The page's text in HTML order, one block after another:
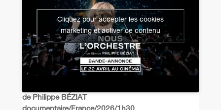
Cliquez pour accepter les cookies
marketing et activer ce contenu
de Philippe BÉZIAT